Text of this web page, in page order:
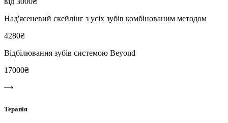
Над'ясеневий скейлінг з усіх зубів комбінованим методом
4280₴
Відбілювання зубів системою Beyond
17000₴
Терапія